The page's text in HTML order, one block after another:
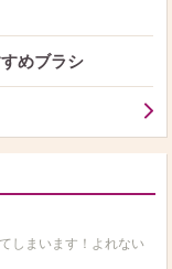
めブラシ
しまいます！よれない